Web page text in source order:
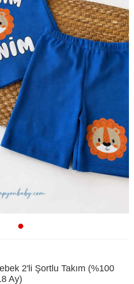
2'li Şortlu Takım (%100
Ay)